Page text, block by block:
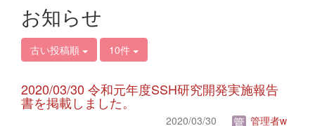
お知らせ
古い投稿順 10件
2020/03/30 令和元年度SSH研究開発実施報告
書を掲載しました。
2020/03/30 管理者w